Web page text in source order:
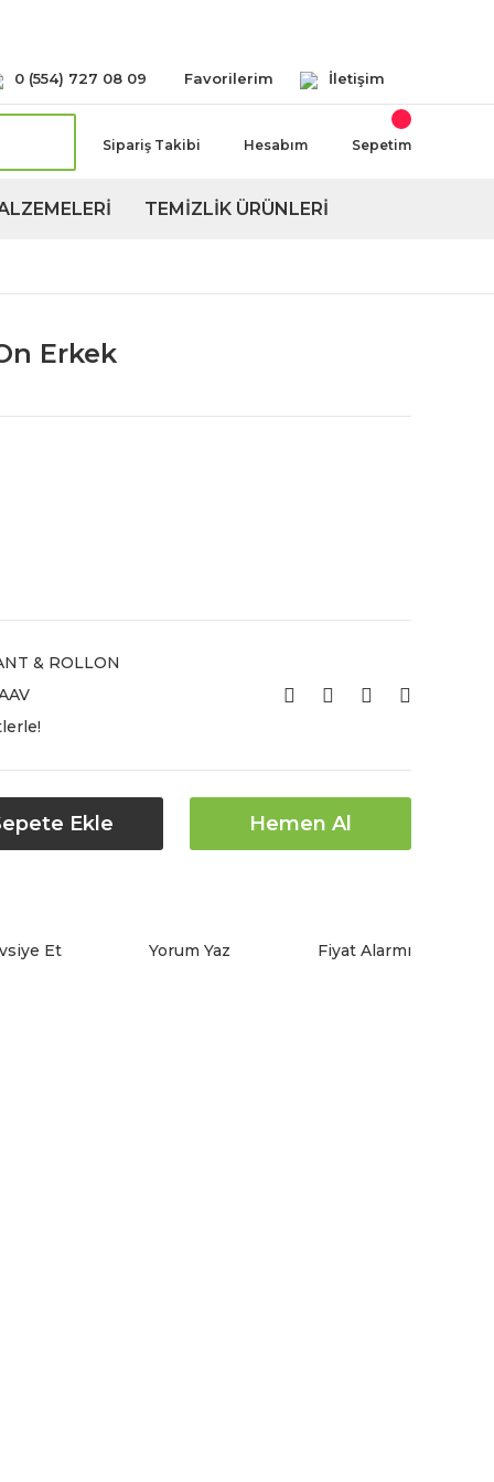
0 (554) 727 08 09 Favorilerim İletişim
Sipariş Takibi Hesabım Sepetim
TEMİZLİK ÜRÜNLERİ
Erkek
& ROLLON
Ekle Hemen Al
Et Yorum Yaz Fiyat Alarmı